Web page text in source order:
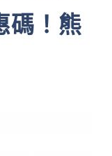
碼！熊